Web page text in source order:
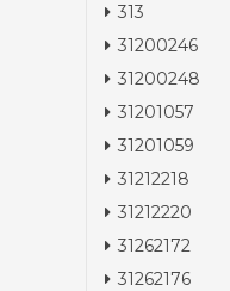
313
31200246
31200248
31201057
31201059
31212218
31212220
31262172
31262176